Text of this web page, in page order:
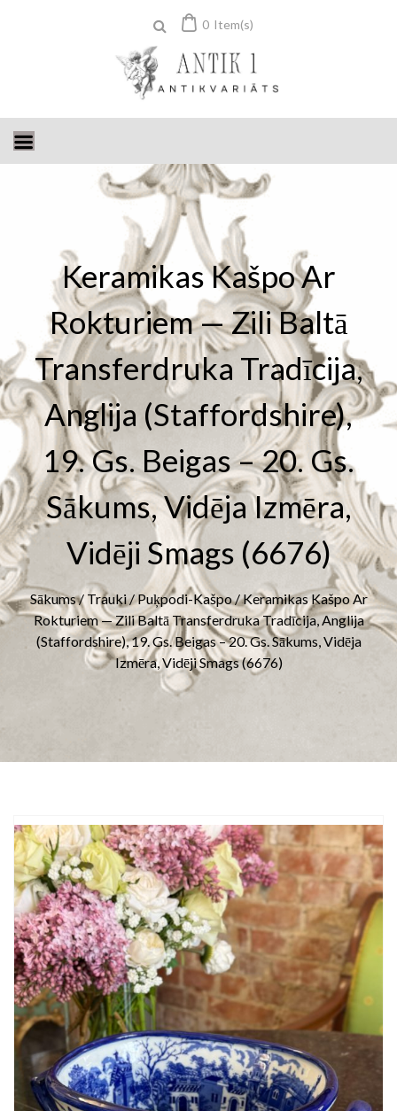
0 Item(s)
Keramikas Kašpo Ar
Rokturiem — Zili Baltā
Transferdruka Tradīcija,
Anglija (Staffordshire),
19. Gs. Beigas – 20. Gs.
Sākums, Vidēja Izmēra,
Vidēji Smags (6676)
Sākums/ Trauki/Puķpodi-Kašpo/ Keramikas Kašpo Ar
Rokturiem — Zili Baltā Transferdruka Tradīcija, Anglija
(Staffordshire), 19. Gs. Beigas – 20. Gs. Sākums, Vidēja
Izmēra, Vidēji Smags (6676)